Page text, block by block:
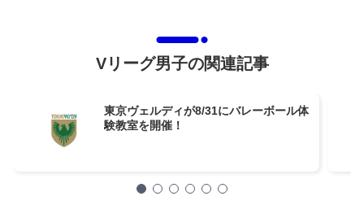
Vリーグ男子の関連記事
東京ヴェルディが8/31にバレーボール体
験教室を開催！